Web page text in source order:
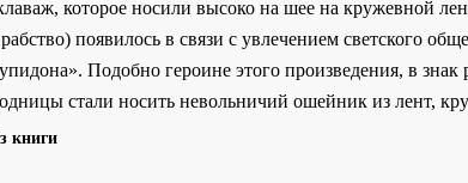
которое носили высоко на шее на кружевной
появилось в связи с увлечением светского
Подобно героине этого произведения, в
стали носить невольничий ошейник из лент,
книги